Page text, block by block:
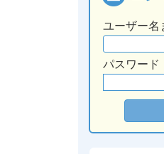
ユーザー名
パスワード